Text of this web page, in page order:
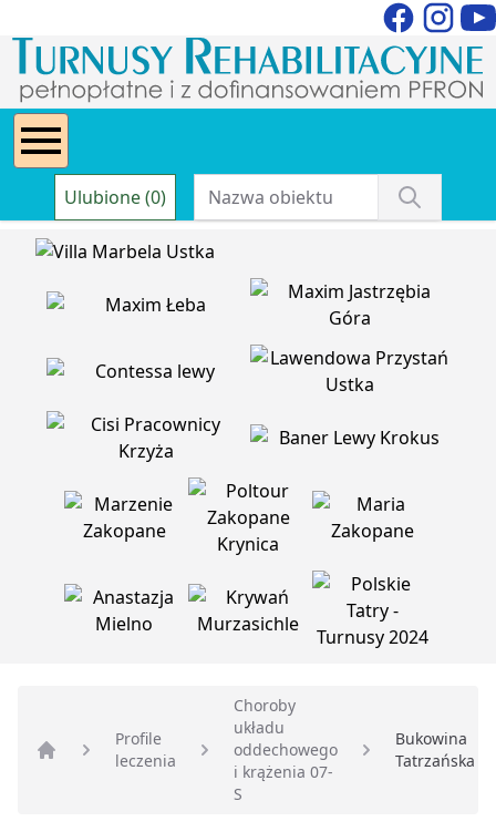
Ulubione (0)
Strona główna
Profile
leczenia
Choroby
układu
oddechowego
i krążenia 07-
S
Bukowina
Tatrzańska